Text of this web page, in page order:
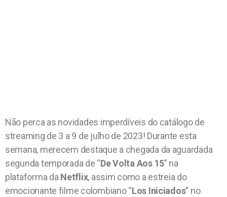
Não perca as novidades imperdíveis do catálogo de
streaming de 3 a 9 de julho de 2023! Durante esta
semana, merecem destaque a chegada da aguardada
segunda temporada de “De Volta Aos 15” na
plataforma da Netflix, assim como a estreia do
emocionante filme colombiano “Los Iniciados” no